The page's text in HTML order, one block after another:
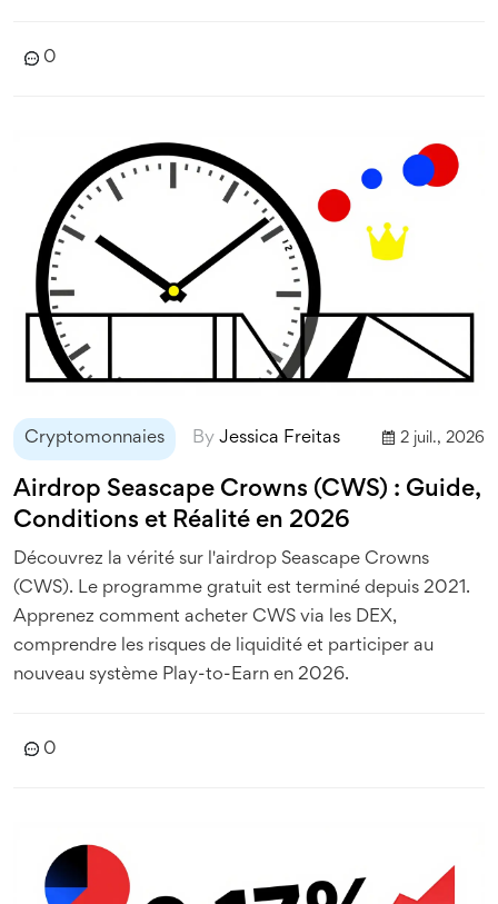
0
Cryptomonnaies By Jessica Freitas 2 juil., 2026
Airdrop Seascape Crowns (CWS) : Guide,
Conditions et Réalité en 2026
Découvrez la vérité sur l'airdrop Seascape Crowns
(CWS). Le programme gratuit est terminé depuis 2021.
Apprenez comment acheter CWS via les DEX,
comprendre les risques de liquidité et participer au
nouveau système Play-to-Earn en 2026.
0